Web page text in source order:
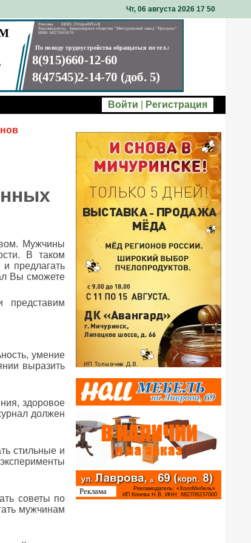
Чт, 06 августа 2026 17 50
Войти Регистрация
Мужчины
В таком
предлагать
Вы сможете
представим
умение
выразить
здоровое
должен
стильные и
советы по
мужчинам